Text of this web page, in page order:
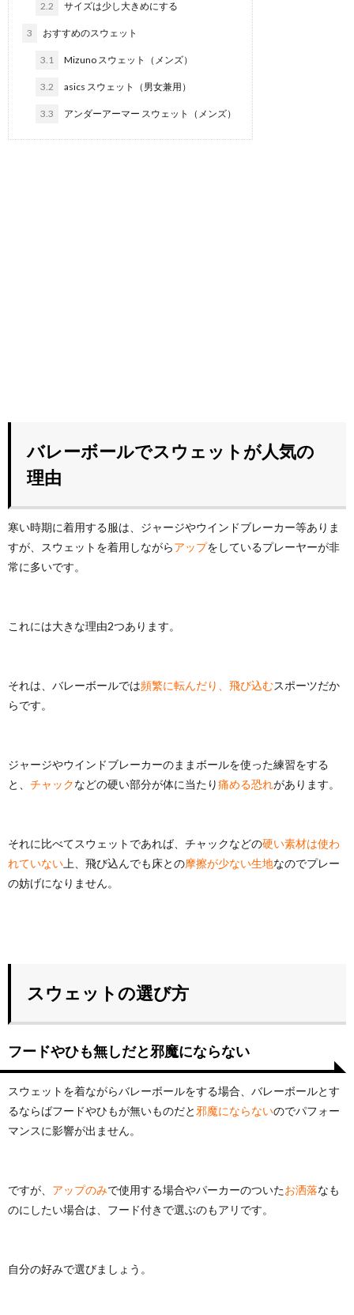
2.2 サイズは少し大きめにする
3 おすすめのスウェット
3.1 Mizuno スウェット（メンズ）
3.2 asics スウェット（男女兼用）
3.3 アンダーアーマー スウェット（メンズ）
バレーボールでスウェットが人気の
理由
寒い時期に着用する服は、ジャージやウインドブレーカー等ありま
すが、スウェットを着用しながらアップをしているプレーヤーが非
常に多いです。
これには大きな理由2つあります。
それは、バレーボールでは頻繁に転んだり、飛び込むスポーツだか
らです。
ジャージやウインドブレーカーのままボールを使った練習をする
と、 チャックなどの硬い部分が体に当たり痛める恐れがあります。
それに比べてスウェットであれば、チャックなどの硬い素材は使わ
れていない 上、飛び込んでも床との摩擦が少ない生地なのでプレー
の妨げになりません。
スウェットの選び方
フードやひも無しだと邪魔にならない
スウェットを着ながらバレーボールをする場合、バレーボールとす
るならばフードやひもが無いものだと 邪魔にならないのでパフォー
マンスに影響が出ません。
ですが、 アップのみで使用する場合やパーカーのついたお洒落なも
のにしたい場合は、フード付きで選ぶのもアリです。
自分の好みで選びましょう。